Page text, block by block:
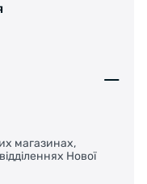
магазинах,
Нової